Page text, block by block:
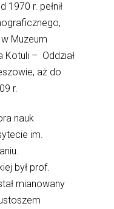
1970 r. pełnił
Muzeum
Kotuli – Oddział
aż do
r.
nauk
im.
był prof.
mianowany